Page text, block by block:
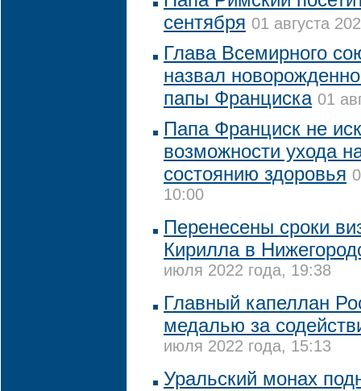
сентября 01 августа
Глава Всемирного
назвал
папы Франциска 01
Папа Франциск не
возможности ухода
состоянию здоровья
10:00
Перенесены сроки
Кирилла в
июля 2022 года, 19:38
Главный капеллан
медалью за
июля 2022 года, 15:13
Уральский монах